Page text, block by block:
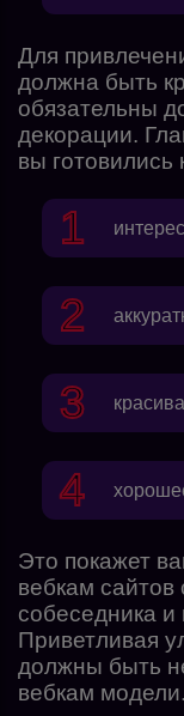
Для
должна быть
обязательны
декорации.
вы готовились
Это покажет
вебкам сайтов
собеседника и
Приветливая
должны быть
вебкам модели.